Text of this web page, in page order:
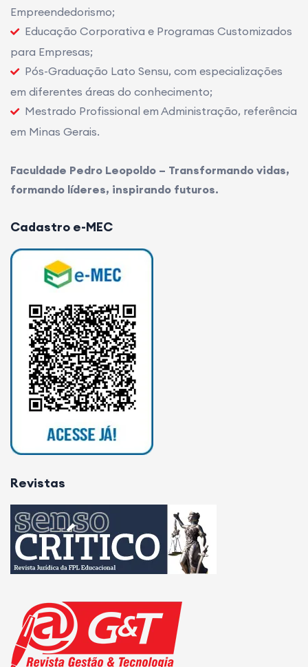
Empreendedorismo;
Educação Corporativa e Programas Customizados
para Empresas;
Pós-Graduação Lato Sensu, com especializações
em diferentes áreas do conhecimento;
Mestrado Profissional em Administração, referência
em Minas Gerais.
Faculdade Pedro Leopoldo – Transformando vidas,
formando líderes, inspirando futuros.
Cadastro e-MEC
Revistas